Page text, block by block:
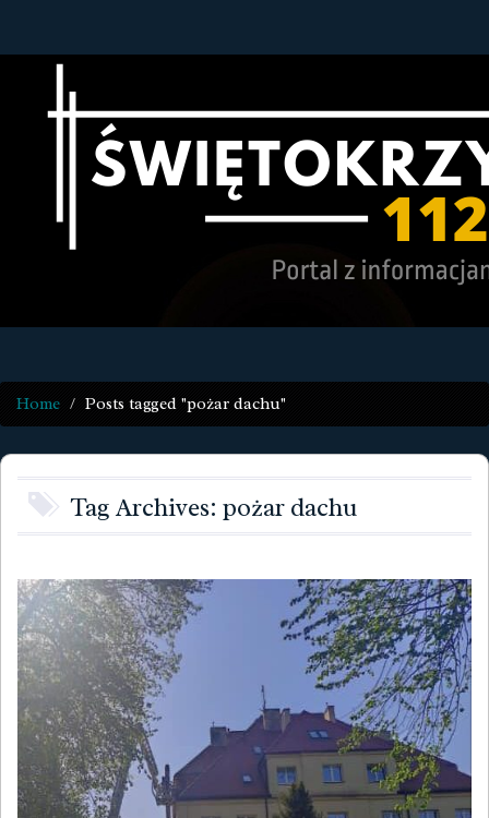
Home Posts tagged "pożar dachu"
Tag Archives: pożar dachu